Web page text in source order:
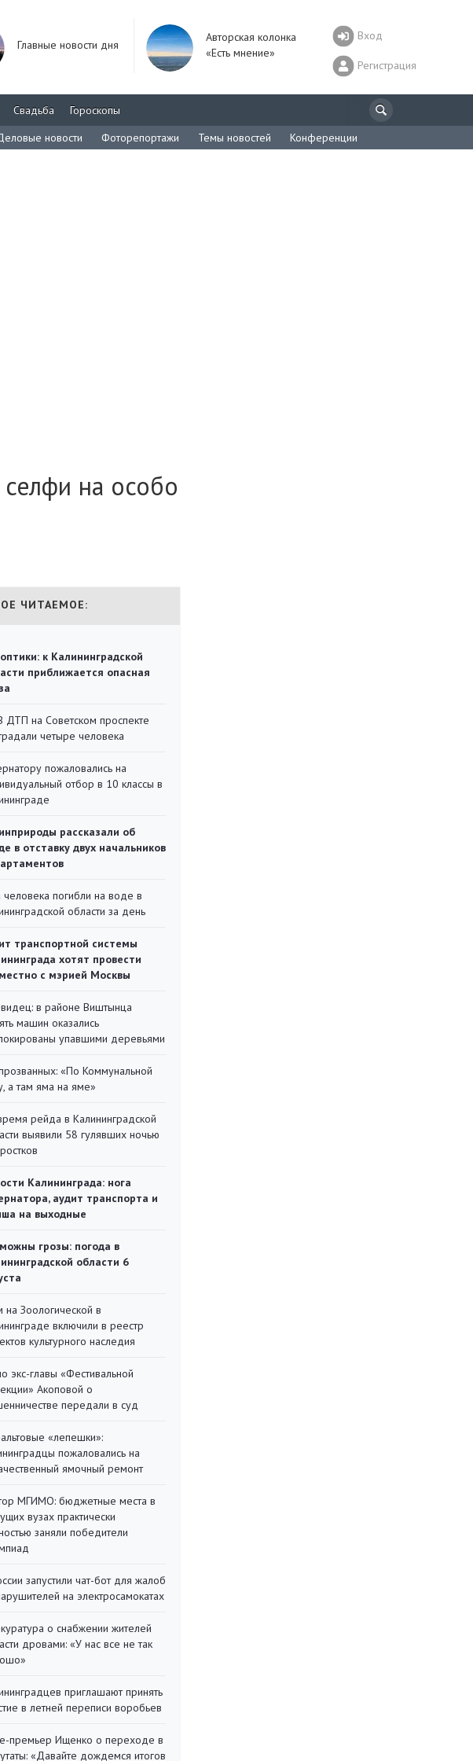
Главные новости дня
Авторская колонка
«Есть мнение»
Вход
Регистрация
Свадьба
Гороскопы
новости Фоторепортажи Темы новостей Конференции
на особо
ЧИТАЕМОЕ:
к Калининградской
приближается опасная
ДТП на Советском проспекте
четыре человека
пожаловались на
отбор в 10 классы в
рассказали об
в отставку двух начальников
погибли на воде в
области за день
транспортной системы
хотят провести
с мэрией Москвы
в районе Виштынца
машин оказались
упавшими деревьями
«По Коммунальной
а там яма на яме»
рейда в Калининградской
выявили 58 гулявших ночью
Калининграда: нога
аудит транспорта и
на выходные
грозы: погода в
области 6
Зоологической в
включили в реестр
культурного наследия
экс-главы «Фестивальной
Акоповой о
передали в суд
«лепешки»:
пожаловались на
ямочный ремонт
МГИМО: бюджетные места в
вузах практически
заняли победители
запустили чат-бот для жалоб
на электросамокатах
о снабжении жителей
дровами: «У нас все не так
приглашают принять
в летней переписи воробьев
премьер Ищенко о переходе в
«Давайте дождемся итогов